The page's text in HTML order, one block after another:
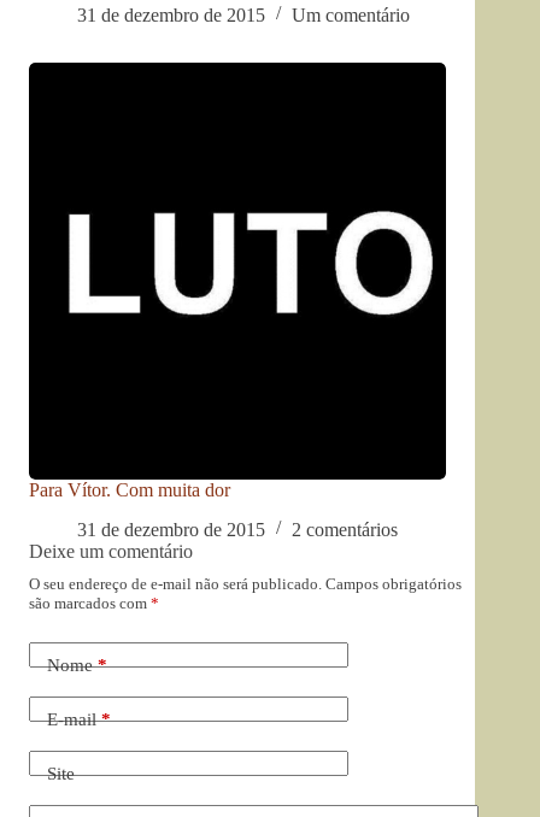
31 de dezembro de 2015
Um comentário
Para Vítor. Com muita dor
31 de dezembro de 2015
2 comentários
Deixe um comentário
O seu endereço de e-mail não será publicado. Campos obrigatórios
são marcados com *
Nome*
E-mail*
Site